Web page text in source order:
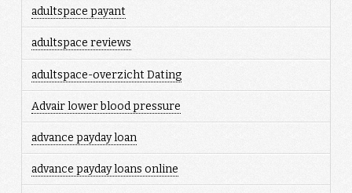
adultspace payant
adultspace reviews
adultspace-overzicht Dating
Advair lower blood pressure
advance payday loan
advance payday loans online